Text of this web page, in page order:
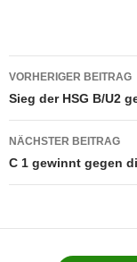
VORHERIGER BEITRAG
Sieg der HSG B/U2
NÄCHSTER BEITRAG
C 1 gewinnt gegen